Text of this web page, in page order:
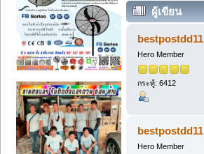
ผู้เขียน
bestpostdd11
Hero Member
กระทู้: 6412
bestpostdd11
Hero Member